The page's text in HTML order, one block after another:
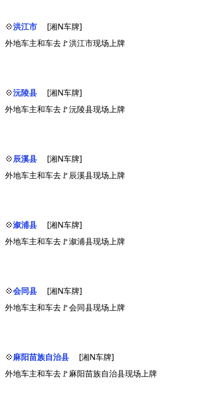
💠洪江市
[湘N车牌]
外地车主和车去🚩洪江市现场上牌
💠沅陵县
[湘N车牌]
外地车主和车去🚩沅陵县现场上牌
💠辰溪县
[湘N车牌]
外地车主和车去🚩辰溪县现场上牌
💠溆浦县
[湘N车牌]
外地车主和车去🚩溆浦县现场上牌
💠会同县
[湘N车牌]
外地车主和车去🚩会同县现场上牌
💠麻阳苗族自治县
[湘N车牌]
外地车主和车去🚩麻阳苗族自治县现场上牌